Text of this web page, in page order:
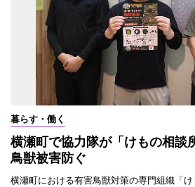
暮らす・働く
横瀬町で協力隊が「けもの相
鳥獣被害防ぐ
横瀬町における有害鳥獣対策の専門組織「